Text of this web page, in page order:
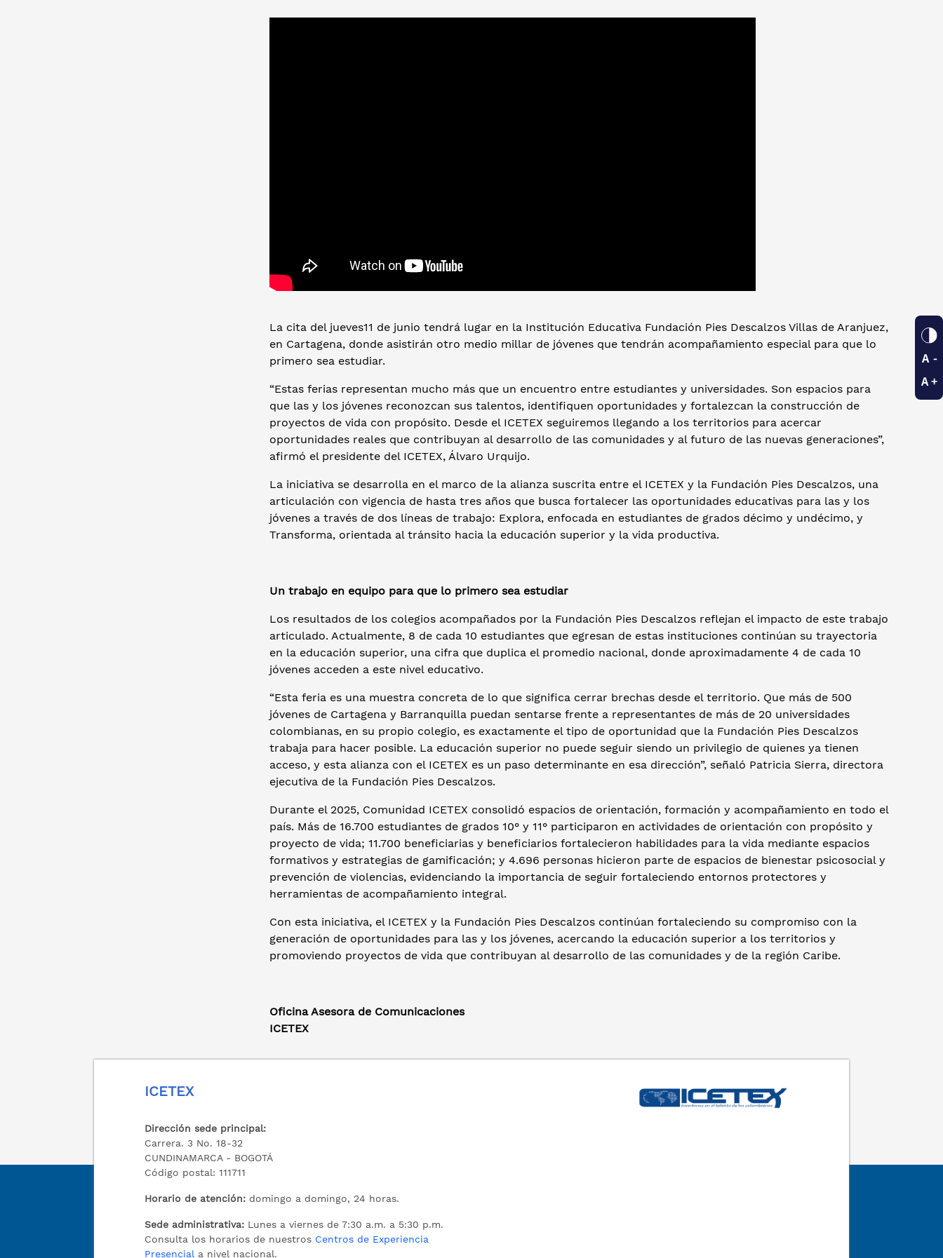
La cita del jueves11 de junio tendrá lugar en la Institución Educativa Fundación Pies Descalzos Villas de Aranjuez,
en Cartagena, donde asistirán otro medio millar de jóvenes que tendrán acompañamiento especial para que lo
primero sea estudiar.
“Estas ferias representan mucho más que un encuentro entre estudiantes y universidades. Son espacios para
que las y los jóvenes reconozcan sus talentos, identifiquen oportunidades y fortalezcan la construcción de
proyectos de vida con propósito. Desde el ICETEX seguiremos llegando a los territorios para acercar
oportunidades reales que contribuyan al desarrollo de las comunidades y al futuro de las nuevas generaciones”,
afirmó el presidente del ICETEX, Álvaro Urquijo.
La iniciativa se desarrolla en el marco de la alianza suscrita entre el ICETEX y la Fundación Pies Descalzos, una
articulación con vigencia de hasta tres años que busca fortalecer las oportunidades educativas para las y los
jóvenes a través de dos líneas de trabajo: Explora, enfocada en estudiantes de grados décimo y undécimo, y
Transforma, orientada al tránsito hacia la educación superior y la vida productiva.
Un trabajo en equipo para que lo primero sea estudiar
Los resultados de los colegios acompañados por la Fundación Pies Descalzos reflejan el impacto de este trabajo
articulado. Actualmente, 8 de cada 10 estudiantes que egresan de estas instituciones continúan su trayectoria
en la educación superior, una cifra que duplica el promedio nacional, donde aproximadamente 4 de cada 10
jóvenes acceden a este nivel educativo.
“Esta feria es una muestra concreta de lo que significa cerrar brechas desde el territorio. Que más de 500
jóvenes de Cartagena y Barranquilla puedan sentarse frente a representantes de más de 20 universidades
colombianas, en su propio colegio, es exactamente el tipo de oportunidad que la Fundación Pies Descalzos
trabaja para hacer posible. La educación superior no puede seguir siendo un privilegio de quienes ya tienen
acceso, y esta alianza con el ICETEX es un paso determinante en esa dirección”, señaló Patricia Sierra, directora
ejecutiva de la Fundación Pies Descalzos.
Durante el 2025, Comunidad ICETEX consolidó espacios de orientación, formación y acompañamiento en todo el
país. Más de 16.700 estudiantes de grados 10° y 11° participaron en actividades de orientación con propósito y
proyecto de vida; 11.700 beneficiarias y beneficiarios fortalecieron habilidades para la vida mediante espacios
formativos y estrategias de gamificación; y 4.696 personas hicieron parte de espacios de bienestar psicosocial y
prevención de violencias, evidenciando la importancia de seguir fortaleciendo entornos protectores y
herramientas de acompañamiento integral.
Con esta iniciativa, el ICETEX y la Fundación Pies Descalzos continúan fortaleciendo su compromiso con la
generación de oportunidades para las y los jóvenes, acercando la educación superior a los territorios y
promoviendo proyectos de vida que contribuyan al desarrollo de las comunidades y de la región Caribe.
Oficina Asesora de Comunicaciones
ICETEX
ICETEX
Dirección sede principal:
Carrera. 3 No. 18-32
CUNDINAMARCA - BOGOTÁ
Código postal: 111711
Horario de atención: domingo a domingo, 24 horas.
Sede administrativa: Lunes a viernes de 7:30 a.m. a 5:30 p.m.
Consulta los horarios de nuestros Centros de Experiencia
Presencial a nivel nacional.